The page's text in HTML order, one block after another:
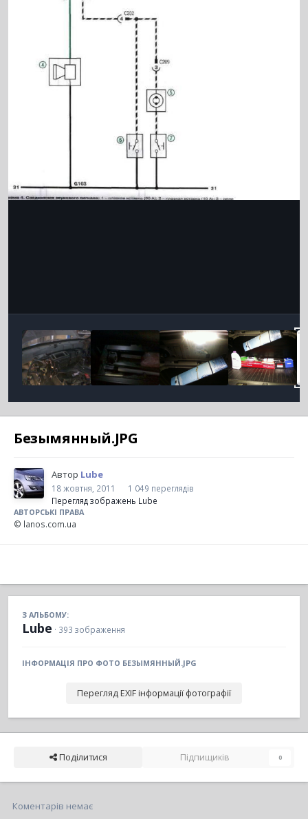
Безымянный.JPG
Автор Lube
18 жовтня, 2011
1 049 переглядів
Перегляд зображень Lube
АВТОРСЬКІ ПРАВА
© lanos.com.ua
З АЛЬБОМУ:
Lube · 393 зображення
ІНФОРМАЦІЯ ПРО ФОТО БЕЗЫМЯННЫЙ.JPG
Перегляд EXIF інформації фотографії
Поділитися Підпищиків 0
Коментарів немає